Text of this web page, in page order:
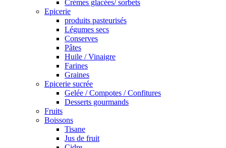
Crèmes glacées/ sorbets
Epicerie
produits pasteurisés
Légumes secs
Conserves
Pâtes
Huile / Vinaigre
Farines
Graines
Epicerie sucrée
Gelée / Compotes / Confitures
Desserts gourmands
Fruits
Boissons
Tisane
Jus de fruit